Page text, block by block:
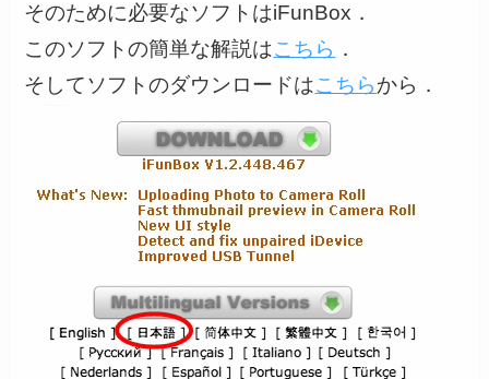
そのために必要なソフトはiFunBox．
このソフトの簡単な解説はこちら ．
そしてソフトのダウンロードはこちらから．